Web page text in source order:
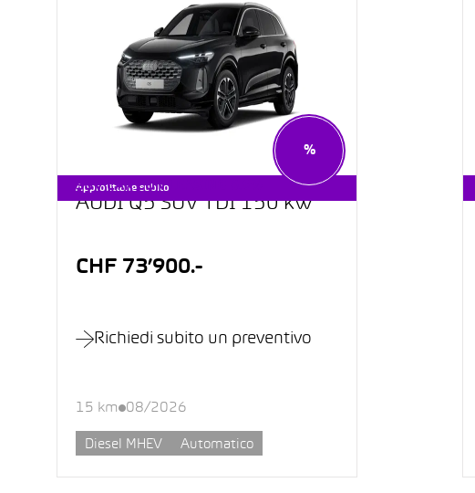
Approfittane subito
%
SUV CAR CON LEASING 0.9%
AUDI Q5 SUV TDI 150 kW
CHF 73’900.-
Richiedi subito un preventivo
15 km 08/2026
Diesel MHEV Automatico